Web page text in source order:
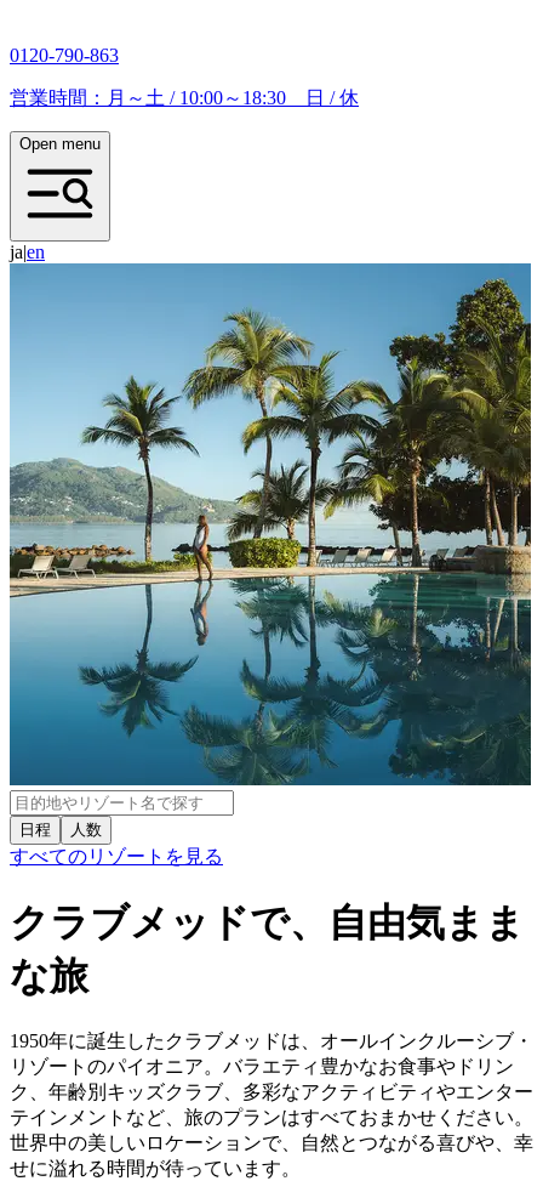
0120-790-863
営業時間：月～土 / 10:00～18:30 日 / 休
Open menu
ja|en
秋の北海道を楽しみ尽くす特別プログラム
シルバーウィークはクラブメッドへ
詳しくはこちら
日程 人数
すべてのリゾートを見る
クラブメッドで、自由気まま
な旅
1950年に誕生したクラブメッドは、オールインクルーシブ・
リゾートのパイオニア。バラエティ豊かなお食事やドリン
ク、年齢別キッズクラブ、多彩なアクティビティやエンター
テインメントなど、旅のプランはすべておまかせください。
世界中の美しいロケーションで、自然とつながる喜びや、幸
せに溢れる時間が待っています。